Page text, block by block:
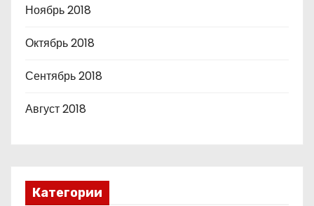
Ноябрь 2018
Октябрь 2018
Сентябрь 2018
Август 2018
Категории